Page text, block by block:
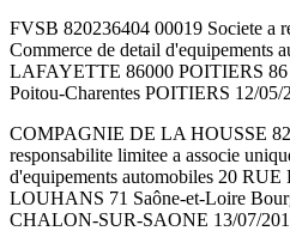
FVSB 820236404 00019 Societe a
Commerce de detail d'equipements
LAFAYETTE 86000 POITIERS
Poitou-Charentes POITIERS 12/05/
COMPAGNIE DE LA HOUSSE
responsabilite limitee a associe
d'equipements automobiles 20
LOUHANS 71 Saône-et-Loire
CHALON-SUR-SAONE 13/07/